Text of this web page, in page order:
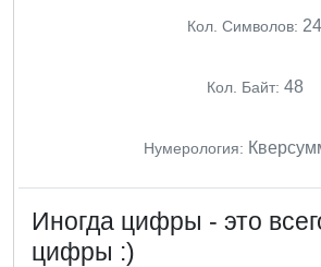
Кол. Символов: 24
Кол. Байт: 48
Нумерология:
Иногда цифры - это
цифры :)